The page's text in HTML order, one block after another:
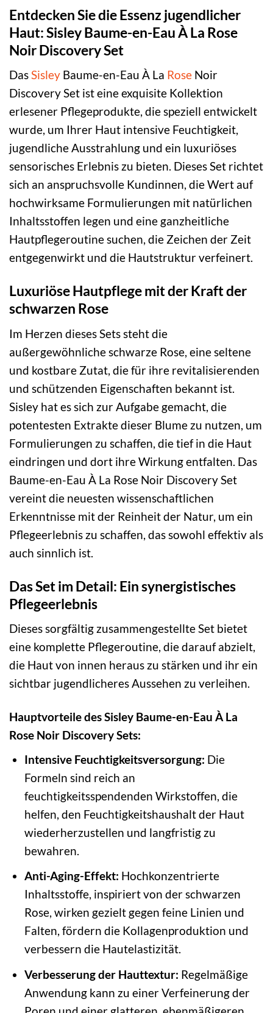
Entdecken Sie die Essenz jugendlicher
Haut: Sisley Baume-en-Eau À La Rose
Noir Discovery Set
DasSisley Baume-en-Eau À La Rose Noir
Discovery Set ist eine exquisite Kollektion
erlesener Pflegeprodukte, die speziell entwickelt
wurde, um Ihrer Haut intensive Feuchtigkeit,
jugendliche Ausstrahlung und ein luxuriöses
sensorisches Erlebnis zu bieten. Dieses Set richtet
sich an anspruchsvolle Kundinnen, die Wert auf
hochwirksame Formulierungen mit natürlichen
Inhaltsstoffen legen und eine ganzheitliche
Hautpflegeroutine suchen, die Zeichen der Zeit
entgegenwirkt und die Hautstruktur verfeinert.
Luxuriöse Hautpflege mit der Kraft der
schwarzen Rose
Im Herzen dieses Sets steht die
außergewöhnliche schwarze Rose, eine seltene
und kostbare Zutat, die für ihre revitalisierenden
und schützenden Eigenschaften bekannt ist.
Sisley hat es sich zur Aufgabe gemacht, die
potentesten Extrakte dieser Blume zu nutzen, um
Formulierungen zu schaffen, die tief in die Haut
eindringen und dort ihre Wirkung entfalten. Das
Baume-en-Eau À La Rose Noir Discovery Set
vereint die neuesten wissenschaftlichen
Erkenntnisse mit der Reinheit der Natur, um ein
Pflegeerlebnis zu schaffen, das sowohl effektiv als
auch sinnlich ist.
Das Set im Detail: Ein synergistisches
Pflegeerlebnis
Dieses sorgfältig zusammengestellte Set bietet
eine komplette Pflegeroutine, die darauf abzielt,
die Haut von innen heraus zu stärken und ihr ein
sichtbar jugendlicheres Aussehen zu verleihen.
Hauptvorteile des Sisley Baume-en-Eau À La
Rose Noir Discovery Sets:
Intensive Feuchtigkeitsversorgung: Die
Formeln sind reich an
feuchtigkeitsspendenden Wirkstoffen, die
helfen, den Feuchtigkeitshaushalt der Haut
wiederherzustellen und langfristig zu
bewahren.
Anti-Aging-Effekt: Hochkonzentrierte
Inhaltsstoffe, inspiriert von der schwarzen
Rose, wirken gezielt gegen feine Linien und
Falten, fördern die Kollagenproduktion und
verbessern die Hautelastizität.
Verbesserung der Hauttextur: Regelmäßige
Anwendung kann zu einer Verfeinerung der